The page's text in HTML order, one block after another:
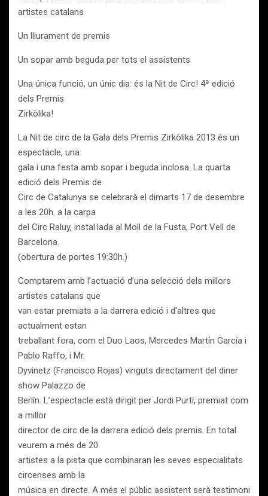
artistes catalans
Un lliurament de premis
Un sopar amb beguda per tots el assistents
Una única funció, un únic dia: és la Nit de Circ! 4ª edició
dels Premis
Zirkòlika!
La Nit de circ de la Gala dels Premis Zirkòlika 2013 és un
espectacle, una
gala i una festa amb sopar i beguda inclosa. La quarta
edició dels Premis de
Circ de Catalunya se celebrarà el dimarts 17 de desembre
a les 20h. a la carpa
del Circ Raluy, instal·lada al Moll de la Fusta, Port Vell de
Barcelona.
(obertura de portes 19:30h.)
Comptarem amb l’actuació d’una selecció dels millors
artistes catalans que
van estar premiats a la darrera edició i d’altres que
actualment estan
treballant fora, com el Duo Laos, Mercedes Martín García i
Pablo Raffo, i Mr.
Dyvinetz (Francisco Rojas) vinguts directament del diner
show Palazzo de
Berlín. L’espectacle està dirigit per Jordi Purtí, premiat com
a millor
director de circ de la darrera edició dels premis. En total
veurem a més de 20
artistes a la pista que combinaran les seves especialitats
circenses amb la
música en directe. A més el públic assistent serà testimoni